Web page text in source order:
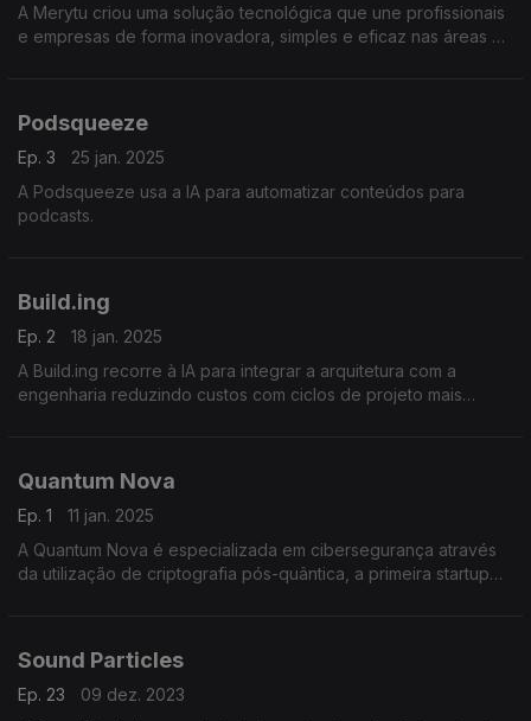
A Merytu criou uma solução tecnológica que une profissionais
e empresas de forma inovadora, simples e eficaz nas áreas da
Podsqueeze
Ep. 3
25 jan. 2025
A Podsqueeze usa a IA para automatizar conteúdos para
podcasts.
Build.ing
Ep. 2
18 jan. 2025
A Build.ing recorre à IA para integrar a arquitetura com a
engenharia reduzindo custos com ciclos de projeto mais
Quantum Nova
Ep. 1
11 jan. 2025
A Quantum Nova é especializada em cibersegurança através
da utilização de criptografia pós-quântica, a primeira startup
Sound Particles
Ep. 23
09 dez. 2023